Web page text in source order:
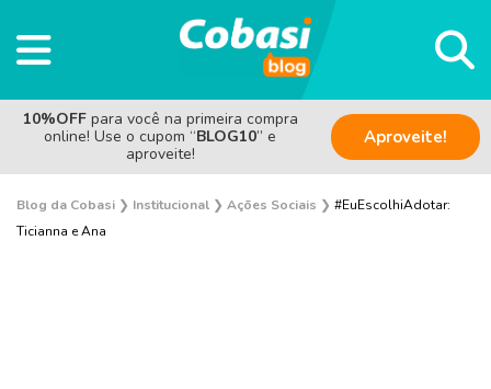
10%OFF para você na primeira compra
online! Use o cupom “BLOG10” e
aproveite!
Aproveite!
Blog da Cobasi ❯ Institucional ❯ Ações Sociais ❯ #EuEscolhiAdotar:
Ticianna e Ana